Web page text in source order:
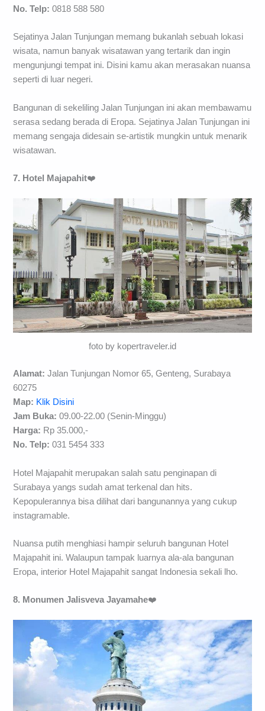
No. Telp: 0818 588 580
Sejatinya Jalan Tunjungan memang bukanlah sebuah lokasi
wisata, namun banyak wisatawan yang tertarik dan ingin
mengunjungi tempat ini. Disini kamu akan merasakan nuansa
seperti di luar negeri.
Bangunan di sekeliling Jalan Tunjungan ini akan membawamu
serasa sedang berada di Eropa. Sejatinya Jalan Tunjungan ini
memang sengaja didesain se-artistik mungkin untuk menarik
wisatawan.
7. Hotel Majapahit❤️
foto by kopertraveler.id
Alamat: Jalan Tunjungan Nomor 65, Genteng, Surabaya
60275
Map: Klik Disini
Jam Buka: 09.00-22.00 (Senin-Minggu)
Harga: Rp 35.000,-
No. Telp: 031 5454 333
Hotel Majapahit merupakan salah satu penginapan di
Surabaya yangs sudah amat terkenal dan hits.
Kepopulerannya bisa dilihat dari bangunannya yang cukup
instagramable.
Nuansa putih menghiasi hampir seluruh bangunan Hotel
Majapahit ini. Walaupun tampak luarnya ala-ala bangunan
Eropa, interior Hotel Majapahit sangat Indonesia sekali lho.
8. Monumen Jalisveva Jayamahe❤️